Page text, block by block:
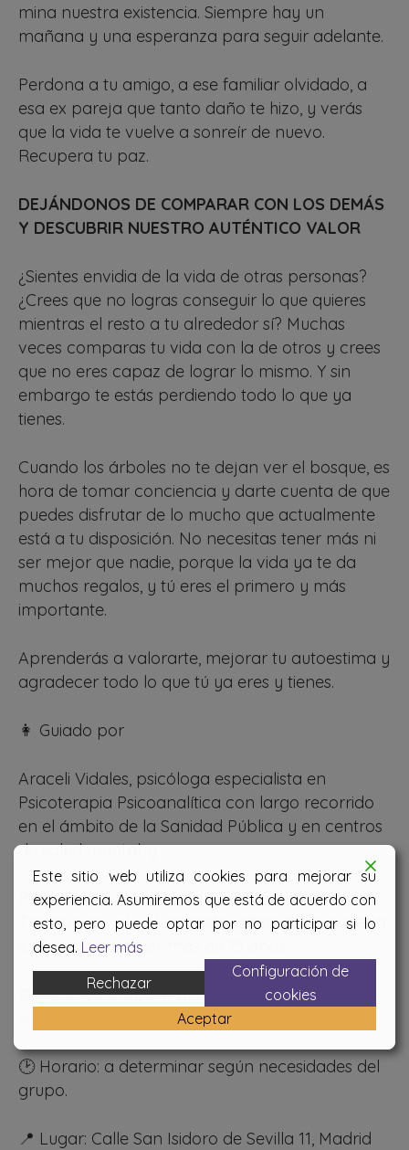
mina nuestra existencia. Siempre hay un
mañana y una esperanza para seguir adelante.
Perdona a tu amigo, a ese familiar olvidado, a
esa ex pareja que tanto daño te hizo, y verás
que la vida te vuelve a sonreír de nuevo.
Recupera tu paz.
DEJÁNDONOS DE COMPARAR CON LOS DEMÁS
Y DESCUBRIR NUESTRO AUTÉNTICO VALOR
¿Sientes envidia de la vida de otras personas?
¿Crees que no logras conseguir lo que quieres
mientras el resto a tu alrededor sí? Muchas
veces comparas tu vida con la de otros y crees
que no eres capaz de lograr lo mismo. Y sin
embargo te estás perdiendo todo lo que ya
tienes.
Cuando los árboles no te dejan ver el bosque, es
hora de tomar conciencia y darte cuenta de que
puedes disfrutar de lo mucho que actualmente
está a tu disposición. No necesitas tener más ni
ser mejor que nadie, porque la vida ya te da
muchos regalos, y tú eres el primero y más
importante.
Aprenderás a valorarte, mejorar tu autoestima y
agradecer todo lo que tú ya eres y tienes.
👩 Guiado por
Araceli Vidales, psicóloga especialista en
Psicoterapia Psicoanalítica con largo recorrido
en el ámbito de la Sanidad Pública y en centros
de salud mental, y
Pilar Novoa, especialista en Psicoterapia
Transpersonal y Humanista, además de experta
en Mindfulness por más de 15 años.
📅 Inicio de Grupo: A determinar. Actualmente
🕑 Horario: a determinar según necesidades del
grupo.
📍 Lugar: Calle San Isidoro de Sevilla 11, Madrid
Este sitio web utiliza cookies para mejorar su
experiencia. Asumiremos que está de acuerdo con
esto, pero puede optar por no participar si lo
desea. Leer más
Rechazar
Configuración de
cookies
Aceptar